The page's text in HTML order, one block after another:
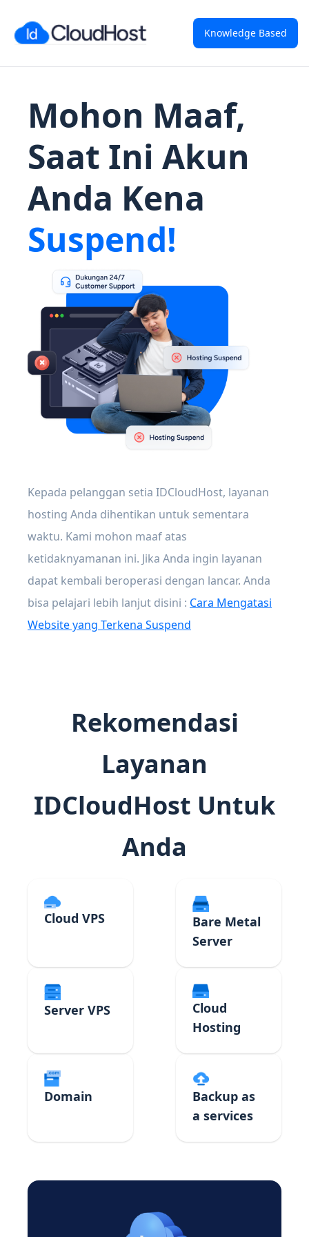
Knowledge Based
Mohon Maaf,
Saat Ini Akun
Anda Kena
Suspend!
Kepada pelanggan setia IDCloudHost, layanan
hosting Anda dihentikan untuk sementara
waktu. Kami mohon maaf atas
ketidaknyamanan ini. Jika Anda ingin layanan
dapat kembali beroperasi dengan lancar. Anda
bisa pelajari lebih lanjut disini : Cara Mengatasi
Website yang Terkena Suspend
Rekomendasi
Layanan
IDCloudHost Untuk
Anda
Cloud VPS
Bare Metal
Server
Server VPS
Cloud
Hosting
Domain
Backup as
a services